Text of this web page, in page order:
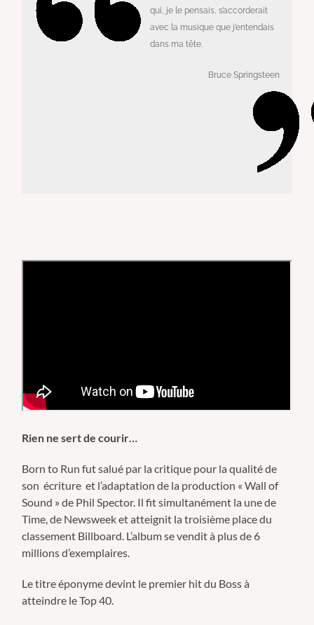
qui, je le pensais, s’accorderait
avec la musique que j’entendais
dans ma tête.
Bruce Springsteen
Rien ne sert de courir…
Born to Run fut salué par la critique pour la qualité de
son écriture et l’adaptation de la production « Wall of
Sound » de Phil Spector. Il fit simultanément la une de
Time, de Newsweek etatteignit la troisième place du
classement Billboard. L’album se vendit à plus de 6
millions d’exemplaires.
Le titre éponyme devint le premier hit du Boss à
atteindre le Top 40.